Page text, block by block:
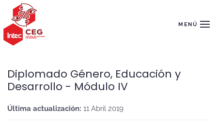
Skip to main content MENÚ
Diplomado Género, Educación y
Desarrollo - Módulo IV
Última actualización: 11 Abril 2019